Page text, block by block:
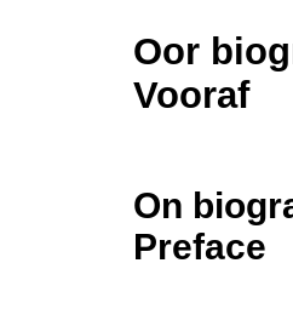
Oor
Vooraf
On
Preface